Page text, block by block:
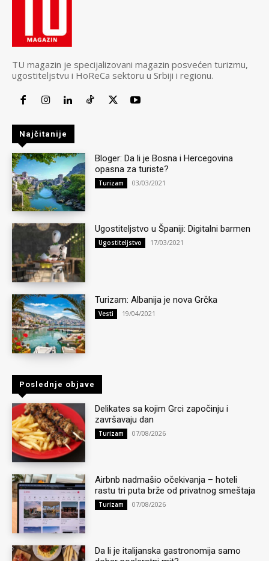
TU magazin je specijalizovani magazin posvećen turizmu,
ugostiteljstvu i HoReCa sektoru u Srbiji i regionu.
Najčitanije
Bloger: Da li je Bosna i Hercegovina
opasna za turiste?
Turizam 03/03/2021
Ugostiteljstvo u Španiji: Digitalni barmen
Ugostiteljstvo 17/03/2021
Turizam: Albanija je nova Grčka
Vesti 19/04/2021
Poslednje objave
Delikates sa kojim Grci započinju i
završavaju dan
Turizam 07/08/2026
Airbnb nadmašio očekivanja – hoteli
rastu tri puta brže od privatnog smeštaja
Turizam 07/08/2026
Da li je italijanska gastronomija samo